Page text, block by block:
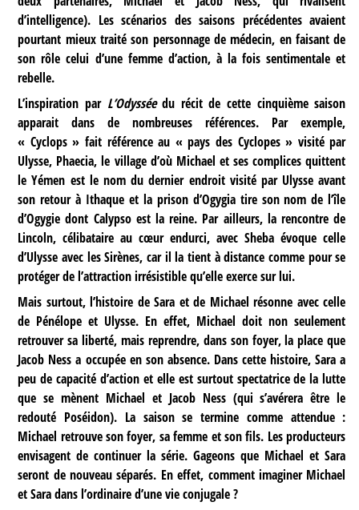
d’intelligence). Les scénarios des saisons précédentes avaient
pourtant mieux traité son personnage de médecin, en faisant de
son rôle celui d’une femme d’action, à la fois sentimentale et
rebelle.
L’inspiration par L’Odysséedu récit de cette cinquième saison
apparait dans de nombreuses références. Par exemple,
« Cyclops » fait référence au « pays des Cyclopes » visité par
Ulysse, Phaecia, le village d’où Michael et ses complices quittent
le Yémen est le nom du dernier endroit visité par Ulysse avant
son retour à Ithaque et la prison d’Ogygia tire son nom de l’île
d’Ogygie dont Calypso est la reine. Par ailleurs, la rencontre de
Lincoln, célibataire au cœur endurci, avec Sheba évoque celle
d’Ulysse avec les Sirènes, car il la tient à distance comme pour se
protéger de l’attraction irrésistible qu’elle exerce sur lui.
Mais surtout, l’histoire de Sara et de Michael résonne avec celle
de Pénélope et Ulysse. En effet, Michael doit non seulement
retrouver sa liberté, mais reprendre, dans son foyer, la place que
Jacob Ness a occupée en son absence. Dans cette histoire, Sara a
peu de capacité d’action et elle est surtout spectatrice de la lutte
que se mènent Michael et Jacob Ness (qui s’avérera être le
redouté Poséidon). La saison se termine comme attendue :
Michael retrouve son foyer, sa femme et son fils. Les producteurs
envisagent de continuer la série. Gageons que Michael et Sara
seront de nouveau séparés. En effet, comment imaginer Michael
et Sara dans l’ordinaire d’une vie conjugale ?